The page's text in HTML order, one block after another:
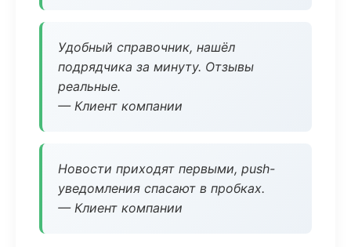
Удобный справочник, нашёл
подрядчика за минуту. Отзывы
реальные.
— Клиент компании
Новости приходят первыми, push-
уведомления спасают в пробках.
— Клиент компании